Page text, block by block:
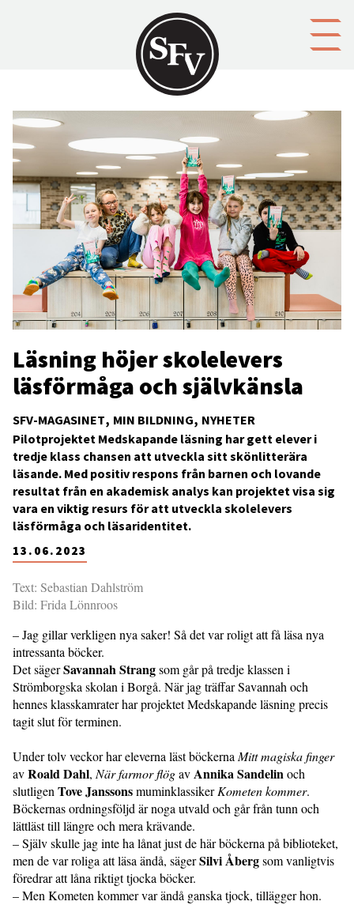
SFV-MAGASINET MIN BILDNING NYHETER
Läsning höjer skolelevers
läsförmåga och självkänsla
13.06.2023
Pilotprojektet Medskapande läsning har gett elever i
tredje klass chansen att utveckla sitt skönlitterära
läsande. Med positiv respons från barnen och lovande
resultat från en akademisk analys kan projektet visa sig
vara en viktig resurs för att utveckla skolelevers
läsförmåga och läsaridentitet.
Text: Sebastian Dahlström
Bild: Frida Lönnroos
– Jag gillar verkligen nya saker! Så det var roligt att få läsa nya
intressanta böcker.
Det sägerSavannah Strangsom går på tredje klassen i
Strömborgska skolan i Borgå. När jag träffar Savannah och
hennes klasskamrater har projektet Medskapande läsning precis
tagit slut för terminen.
Under tolv veckor har eleverna läst böckernaMitt magiska finger
avRoald Dahl,När farmor flögavAnnika Sandelinoch
slutligenTove JanssonsmuminklassikerKometen kommer.
Böckernas ordningsföljd är noga utvald och går från tunn och
lättläst till längre och mera krävande.
– Själv skulle jag inte ha lånat just de här böckerna på biblioteket,
men de var roliga att läsa ändå, sägerSilvi Åbergsom vanligtvis
föredrar att låna riktigt tjocka böcker.
– Men Kometen kommer var ändå ganska tjock, tillägger hon.